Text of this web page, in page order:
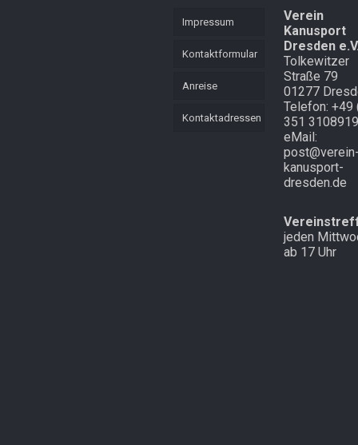
Impressum
Kontaktformular
Anreise
Kontaktadressen
Verein
Kanusport
Dresden
Tolkewitzer
Straße 79
01277
Telefon: +49
351 3108919
eMail:
kanusport-
dresden.de
jeden
ab 17 Uhr